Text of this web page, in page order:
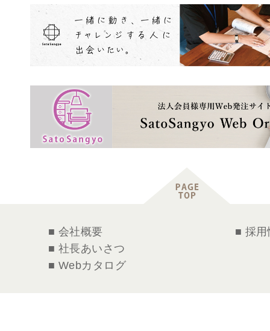
■ 会社概要
■ 社長あいさつ
■ Webカタログ
■ 採用